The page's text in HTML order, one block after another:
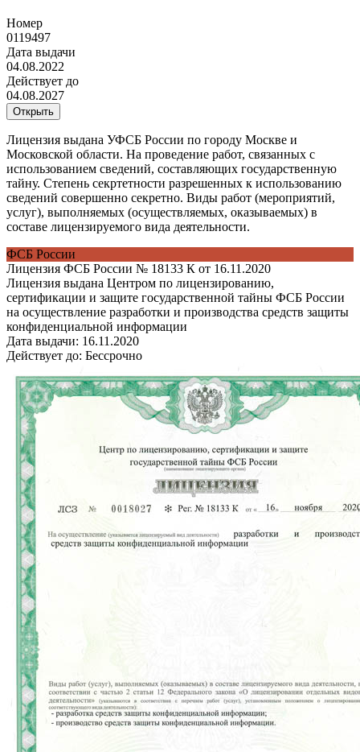
Номер
0119497
Дата выдачи
04.08.2022
Действует до
04.08.2027
Открыть
Лицензия выдана УФСБ России по городу Москве и
Московской области. На проведение работ, связанных с
использованием сведений, составляющих государственную
тайну. Степень секртетности разрешенных к использованию
сведений совершенно секретно. Виды работ (мероприятий,
услуг), выполняемых (осуществляемых, оказываемых) в
составе лицензируемого вида деятельности.
ФСБ России
Лицензия ФСБ России № 18133 К от 16.11.2020
Лицензия выдана Центром по лицензированию,
сертификации и защите государственной тайны ФСБ России
на осуществление разработки и производства средств защиты
конфиденциальной информации
Дата выдачи: 16.11.2020
Действует до: Бессрочно